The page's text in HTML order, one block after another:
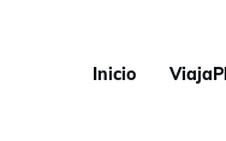
Inicio